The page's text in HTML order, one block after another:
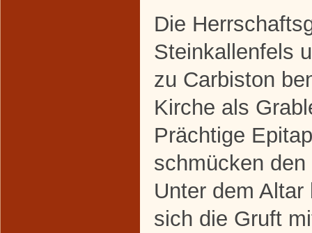
Die
Steinkallenfels
zu Carbiston
Kirche als
Prächtige
schmücken
Unter dem Altar
sich die Gruft